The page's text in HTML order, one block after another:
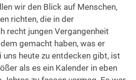
wir den Blick auf Menschen,
richten, die in der
recht jungen Vergangenheit
gemacht haben, was er
uns heute zu entdecken gibt, ist
als es ein Kalender in eben